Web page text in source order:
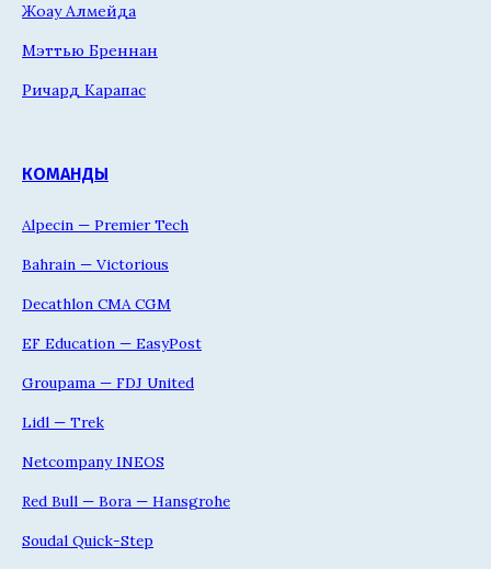
Жоау Алмейда
Мэттью Бреннан
Ричард Карапас
КОМАНДЫ
Alpecin — Premier Tech
Bahrain — Victorious
Decathlon CMA CGM
EF Education — EasyPost
Groupama — FDJ United
Lidl — Trek
Netcompany INEOS
Red Bull — Bora — Hansgrohe
Soudal Quick-Step